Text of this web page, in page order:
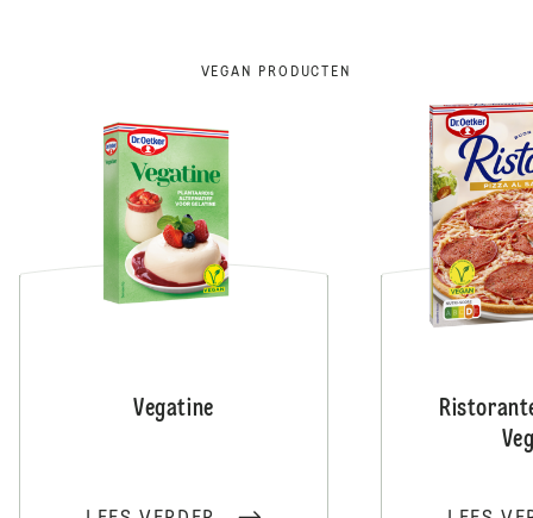
VEGAN PRODUCTEN
Vegatine